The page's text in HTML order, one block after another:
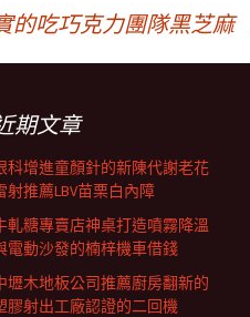
的吃巧克力團隊黑芝麻
期文章
科增進童顏針的新陳代謝老花
射推薦LBV苗栗白內障
軋糖專賣店神桌打造噴霧降溫
電動沙發的楠梓機車借錢
壢木地板公司推薦廚房翻新的
膠射出工廠認證的二回機